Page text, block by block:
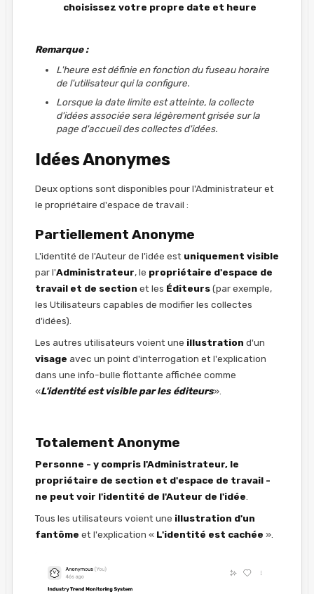
choisissez votre propre date et heure
Remarque :
L'heure est définie en fonction du fuseau horaire
de l'utilisateur qui la configure.
Lorsque la date limite est atteinte, la collecte
d'idées associée sera légèrement grisée sur la
page d'accueil des collectes d'idées.
Idées Anonymes
Deux options sont disponibles pour l'Administrateur et
le propriétaire d'espace de travail :
Partiellement Anonyme
L'identité de l'Auteur de l'idée est uniquement visible
par l'Administrateur, le propriétaire d'espace de
travail et de section et les Éditeurs(par exemple,
les Utilisateurs capables de modifier les collectes
d'idées).
Les autres utilisateurs voient une illustration d'un
visage avec un point d'interrogation et l'explication
dans une info-bulle flottante affichée comme
«L'identité est visible par les éditeurs».
Totalement Anonyme
Personne - y compris l'Administrateur, le
propriétaire de section et d'espace de travail -
ne peut voir l'identité de l'Auteur de l'idée
Tous les utilisateurs voient une illustration d'un
fantôme et l'explication « L'identité est cachée ».